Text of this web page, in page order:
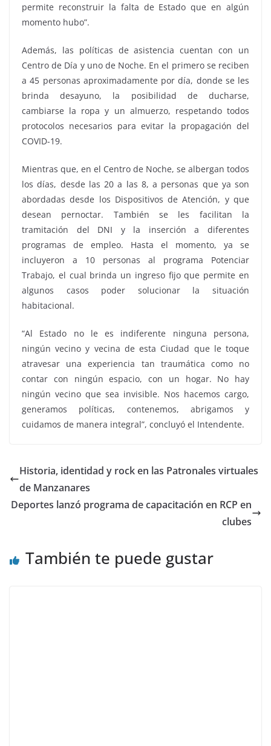
permite reconstruir la falta de Estado que en algún
momento hubo”.
Además, las políticas de asistencia cuentan con un
Centro de Día y uno de Noche. En el primero se reciben
a 45 personas aproximadamente por día, donde se les
brinda desayuno, la posibilidad de ducharse,
cambiarse la ropa y un almuerzo, respetando todos
protocolos necesarios para evitar la propagación del
COVID-19.
Mientras que, en el Centro de Noche, se albergan todos
los días, desde las 20 a las 8, a personas que ya son
abordadas desde los Dispositivos de Atención, y que
desean pernoctar. También se les facilitan la
tramitación del DNI y la inserción a diferentes
programas de empleo. Hasta el momento, ya se
incluyeron a 10 personas al programa Potenciar
Trabajo, el cual brinda un ingreso fijo que permite en
algunos casos poder solucionar la situación
habitacional.
“Al Estado no le es indiferente ninguna persona,
ningún vecino y vecina de esta Ciudad que le toque
atravesar una experiencia tan traumática como no
contar con ningún espacio, con un hogar. No hay
ningún vecino que sea invisible. Nos hacemos cargo,
generamos políticas, contenemos, abrigamos y
cuidamos de manera integral”, concluyó el Intendente.
Historia, identidad y rock en las Patronales virtuales
de Manzanares
Deportes lanzó programa de capacitación en RCP en
clubes
También te puede gustar